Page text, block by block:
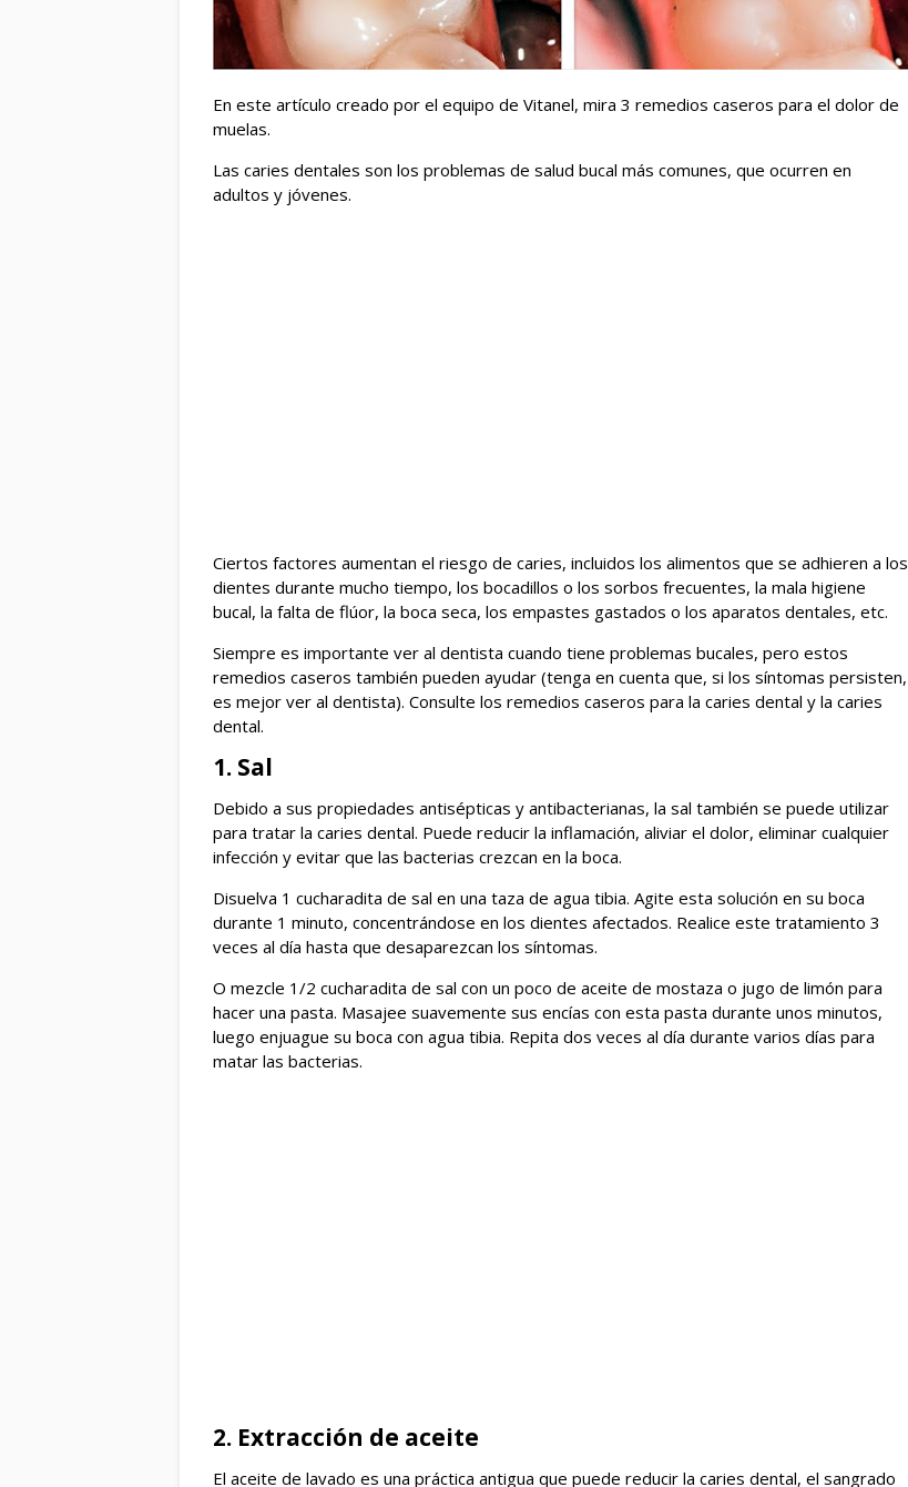
En este artículo creado por el equipo de Vitanel, mira 3 remedios caseros para el dolor de
muelas.
Las caries dentales son los problemas de salud bucal más comunes, que ocurren en
adultos y jóvenes.
Ciertos factores aumentan el riesgo de caries, incluidos los alimentos que se adhieren a los
dientes durante mucho tiempo, los bocadillos o los sorbos frecuentes, la mala higiene
bucal, la falta de flúor, la boca seca, los empastes gastados o los aparatos dentales, etc.
Siempre es importante ver al dentista cuando tiene problemas bucales, pero estos
remedios caseros también pueden ayudar (tenga en cuenta que, si los síntomas persisten,
es mejor ver al dentista). Consulte los remedios caseros para la caries dental y la caries
dental.
1. Sal
Debido a sus propiedades antisépticas y antibacterianas, la sal también se puede utilizar
para tratar la caries dental. Puede reducir la inflamación, aliviar el dolor, eliminar cualquier
infección y evitar que las bacterias crezcan en la boca.
Disuelva 1 cucharadita de sal en una taza de agua tibia. Agite esta solución en su boca
durante 1 minuto, concentrándose en los dientes afectados. Realice este tratamiento 3
veces al día hasta que desaparezcan los síntomas.
O mezcle 1/2 cucharadita de sal con un poco de aceite de mostaza o jugo de limón para
hacer una pasta. Masajee suavemente sus encías con esta pasta durante unos minutos,
luego enjuague su boca con agua tibia. Repita dos veces al día durante varios días para
matar las bacterias.
2. Extracción de aceite
El aceite de lavado es una práctica antigua que puede reducir la caries dental, el sangrado